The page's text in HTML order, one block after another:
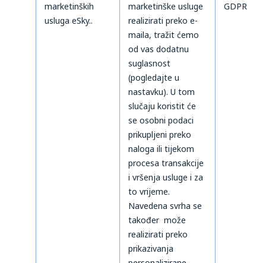
marketinških
usluga eSky..
marketinške usluge
realizirati preko e-
maila, tražit ćemo
od vas dodatnu
suglasnost
(pogledajte u
nastavku). U tom
slučaju koristit će
se osobni podaci
prikupljeni preko
naloga ili tijekom
procesa transakcije
i vršenja usluge i za
to vrijeme.
Navedena svrha se
također može
realizirati preko
prikazivanja
GDPR